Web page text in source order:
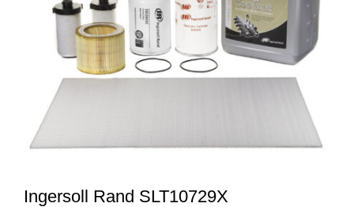
Ingersoll Rand SLT10729X